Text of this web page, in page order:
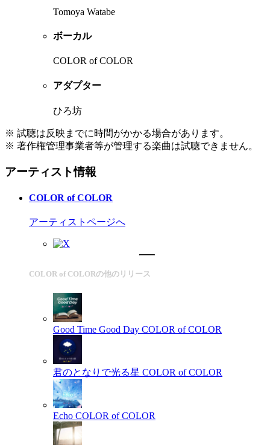
Tomoya Watabe
ボーカル
COLOR of COLOR
アダプター
ひろ坊
※ 試聴は反映までに時間がかかる場合があります。
※ 著作権管理事業者等が管理する楽曲は試聴できません。
アーティスト情報
COLOR of COLOR
アーティストページへ
COLOR of COLORの他のリリース
Good Time Good Day COLOR of COLOR
君のとなりで光る星 COLOR of COLOR
Echo COLOR of COLOR